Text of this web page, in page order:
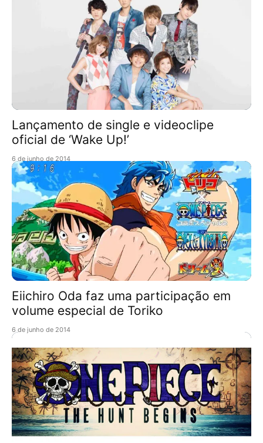
Lançamento de single e videoclipe
oficial de ‘Wake Up!’
6 de junho de 2014
Eiichiro Oda faz uma participação em
volume especial de Toriko
6 de junho de 2014